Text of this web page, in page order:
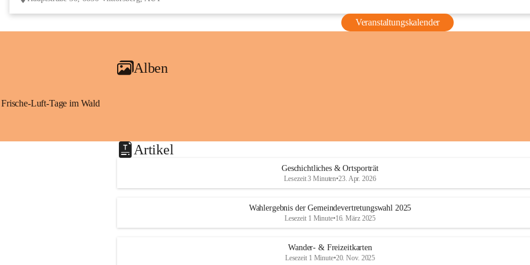
Veranstaltungskalender
Alben
Frische-Luft-Tage im Wald
Artikel
Geschichtliches & Ortsporträt
Lesezeit 3 Minuten•23. Apr. 2026
Wahlergebnis der Gemeindevertretungswahl 2025
Lesezeit 1 Minute•16. März 2025
Wander- & Freizeitkarten
Lesezeit 1 Minute•20. Nov. 2025